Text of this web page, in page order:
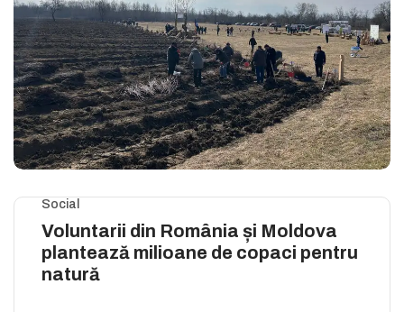
Social
Voluntarii din România și Moldova
plantează milioane de copaci pentru
natură